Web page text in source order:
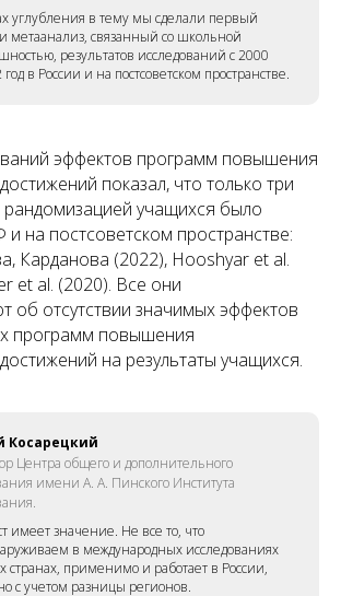
углубления в тему мы сделали первый
метаанализ, связанный со школьной
результатов исследований с 2000
в России и на постсоветском пространстве.
эффектов программ повышения
показал, что только три
рандомизацией учащихся было
на постсоветском пространстве:
Карданова (2022), Hooshyar et al.
et al. (2020). Все они
об отсутствии значимых эффектов
программ повышения
на результаты учащихся.
Косарецкий
Центра общего и дополнительного
имени А. А. Пинского Института
имеет значение. Не все то, что
в международных исследованиях
странах, применимо и работает в России,
с учетом разницы регионов.